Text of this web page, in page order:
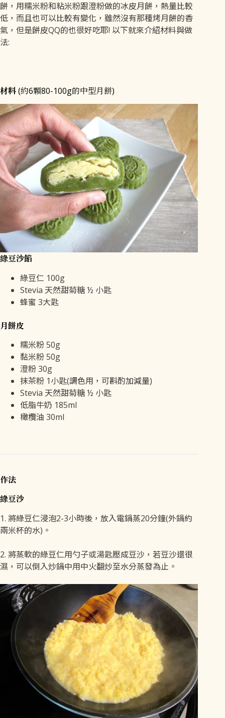
餅，用糯米粉和粘米粉跟澄粉做的冰皮月餅，熱量比較
低，而且也可以比較有變化，雖然沒有那種烤月餅的香
氣，但是餅皮QQ的也很好吃耶! 以下就來介紹材料與做
法:
材料(約6顆80-100g的中型月餅)
綠豆沙餡
綠豆仁 100g
Stevia 天然甜菊糖 ½ 小匙
蜂蜜 3大匙
月餅皮
糯米粉 50g
黏米粉 50g
澄粉 30g
抹茶粉 1小匙(調色用，可斟酌加減量)
Stevia 天然甜菊糖 ½ 小匙
低脂牛奶 185ml
橄欖油 30ml
作法
綠豆沙
1. 將綠豆仁浸泡2-3小時後，放入電鍋蒸20分鐘(外鍋約
兩米杯的水)。
2. 將蒸軟的綠豆仁用勺子或湯匙壓成豆沙，若豆沙還很
濕，可以倒入炒鍋中用中火翻炒至水分蒸發為止。